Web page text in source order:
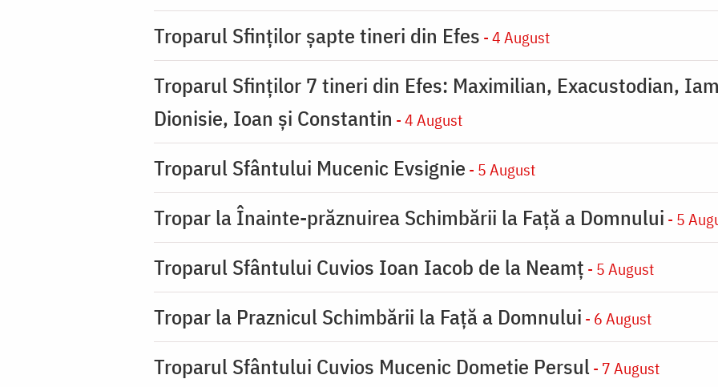
Troparul Sfinţilor şapte tineri din Efes - 4 August
Troparul Sfinţilor 7 tineri din Efes: Maximilian, Exacustodian,
Dionisie, Ioan şi Constantin - 4 August
Troparul Sfântului Mucenic Evsignie - 5 August
Tropar la Înainte-prăznuirea Schimbării la Faţă a Domnului - 5
Troparul Sfântului Cuvios Ioan Iacob de la Neamț - 5 August
Tropar la Praznicul Schimbării la Faţă a Domnului - 6 August
Troparul Sfântului Cuvios Mucenic Dometie Persul - 7 August